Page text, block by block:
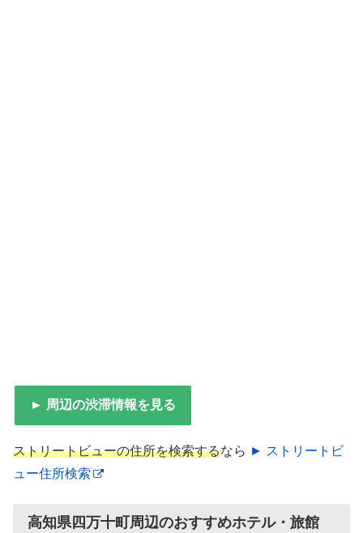
► 周辺の渋滞情報を見る
ストリートビューの住所を検索するなら ► ストリートビ
ュー住所検索
高知県四万十町周辺のおすすめホテル・旅館